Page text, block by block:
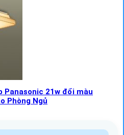
Panasonic 21w đổi màu
Phòng Ngủ